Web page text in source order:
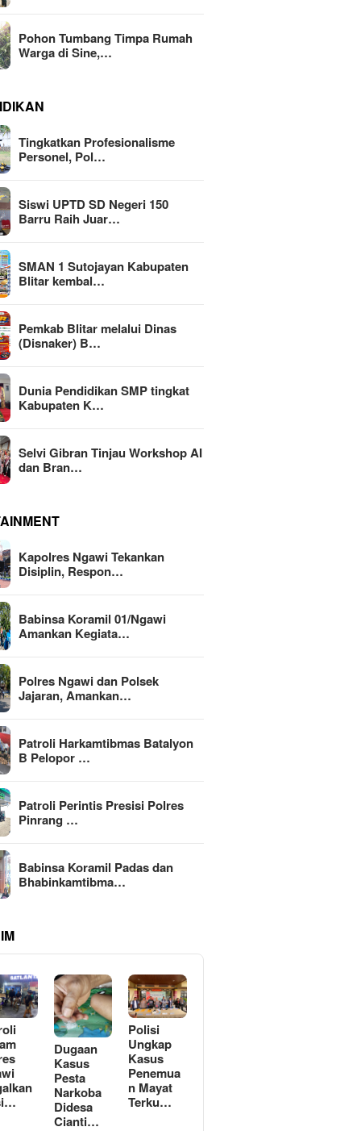
Pohon Tumbang Timpa Rumah
Warga di Sine,…
Tingkatkan Profesionalisme
Personel, Pol…
Siswi UPTD SD Negeri 150
Barru Raih Juar…
SMAN 1 Sutojayan Kabupaten
Blitar kembal…
Pemkab Blitar melalui Dinas
(Disnaker) B…
Dunia Pendidikan SMP tingkat
Kabupaten K…
Selvi Gibran Tinjau Workshop AI
dan Bran…
Kapolres Ngawi Tekankan
Disiplin, Respon…
Babinsa Koramil 01/Ngawi
Amankan Kegiata…
Polres Ngawi dan Polsek
Jajaran, Amankan…
Patroli Harkamtibmas Batalyon
B Pelopor …
Patroli Perintis Presisi Polres
Pinrang …
Babinsa Koramil Padas dan
Bhabinkamtibma…
Dugaan
Kasus
Pesta
Narkoba
Didesa
Cianti…
Polisi
Ungkap
Kasus
Penemua
n Mayat
Terku…